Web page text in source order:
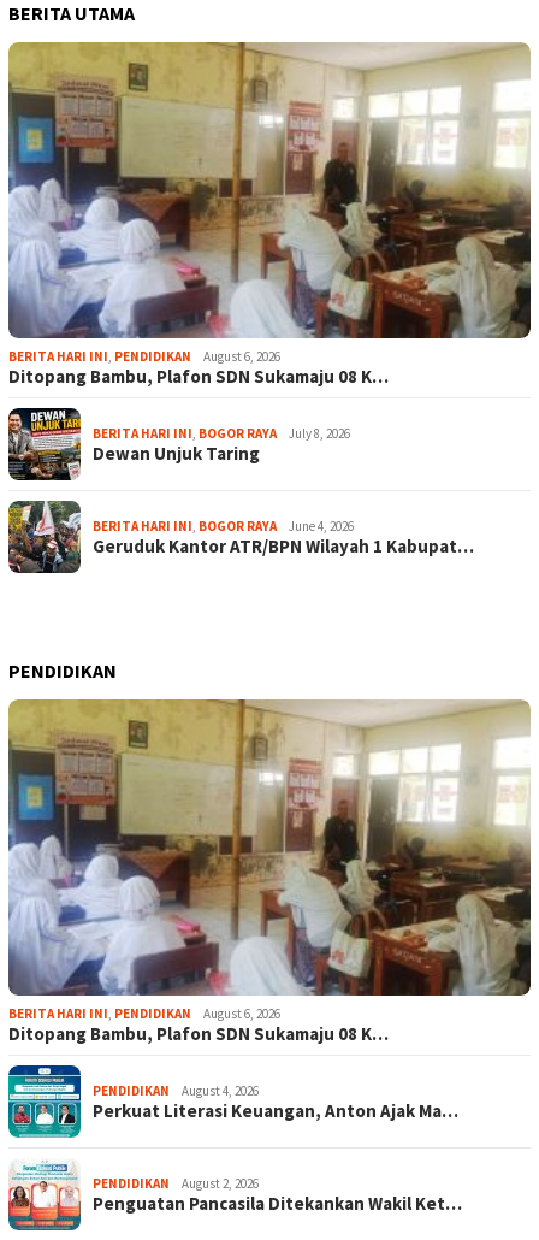
BERITA UTAMA
BERITA HARI INI, PENDIDIKAN August 6, 2026
Ditopang Bambu, Plafon SDN Sukamaju 08 K…
BERITA HARI INI, BOGOR RAYA July 8, 2026
Dewan Unjuk Taring
BERITA HARI INI, BOGOR RAYA June 4, 2026
Geruduk Kantor ATR/BPN Wilayah 1 Kabupat…
PENDIDIKAN
BERITA HARI INI, PENDIDIKAN August 6, 2026
Ditopang Bambu, Plafon SDN Sukamaju 08 K…
PENDIDIKAN August 4, 2026
Perkuat Literasi Keuangan, Anton Ajak Ma…
PENDIDIKAN August 2, 2026
Penguatan Pancasila Ditekankan Wakil Ket…